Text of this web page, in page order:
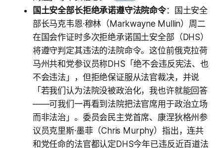
国土安全部长拒绝承诺遵守法院命令：国土安全
部长马克韦恩·穆林（Markwayne Mullin）周二
在国会作证时多次拒绝承诺国土安全部（DHS）
将遵守判定其违法的法院命令。这位前俄克拉荷
马州共和党参议员称DHS「绝不会违反宪法、也
不会违法」，但拒绝保证服从法官裁决，并说
「若我们认为法院没被政治化，我也许就能回答
——可我们一再看到法院把法官席用于政治立场
而非法治」。委员会民主党首席、康涅狄格州参
议员克里斯·墨菲（Chris Murphy）指出，连共
和党任命的法官都认定DHS今年已违反近百道法